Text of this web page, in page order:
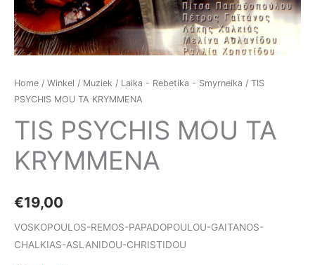
Home / Winkel / Muziek / Laika - Rebetika - Smyrneika / TIS
PSYCHIS MOU TA KRYMMENA
TIS PSYCHIS MOU TA
KRYMMENA
€19,00
VOSKOPOULOS-REMOS-PAPADOPOULOU-GAITANOS-
CHALKIAS-ASLANIDOU-CHRISTIDOU